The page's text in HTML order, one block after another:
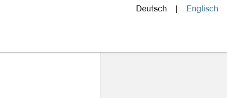
Deutsch
Englisch